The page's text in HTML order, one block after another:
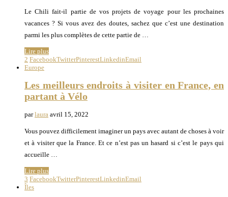
Le Chili fait-il partie de vos projets de voyage pour les prochaines
vacances ? Si vous avez des doutes, sachez que c’est une destination
parmi les plus complètes de cette partie de …
Lire plus
2 FacebookTwitterPinterestLinkedinEmail
Europe
Les meilleurs endroits à visiter en France, en
partant à Vélo
parlaura avril 15, 2022
Vous pouvez difficilement imaginer un pays avec autant de choses à voir
et à visiter que la France. Et ce n’est pas un hasard si c’est le pays qui
accueille …
Lire plus
3 FacebookTwitterPinterestLinkedinEmail
Îles